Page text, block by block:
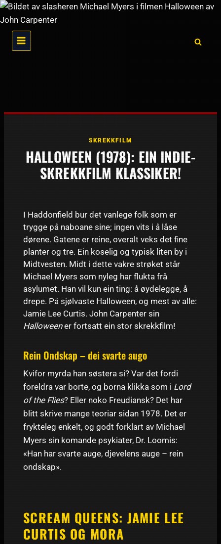
Skip
to
content
SKREKKFILM
HALLOWEEN (1978): EIN INDIE-
SKREKKFILM KLASSIKER!
I Haddonfield bur det vanlege folk som er
trygge på naboane sine; ingen vits i å låse
dørene. Gatene er reine, overalt veks det fine
planter og tre. Ein koselig og typisk liten by i
Midtvesten. Midt i dette vakre strøket står
Michael Myers som nyleg har flukta frå
asylumet. Han vil kun ein ting: å øydelegge, å
drepe. På sjølvaste Halloween, og mest av alle:
Jamie Lee Curtis. John Carpenter sin
Halloweener fortsatt ein stor skrekkfilm!
Rein Ondskap – dei svarte augo
Kvifor myrda han søstera si? Var det fordi
foreldra var borte, og borna klikka som i Lord
of the Flies? Eller noko Freudiansk? Det har
blitt skrive mange teoriar sidan 1978. Det er
frykteleg enkelt, og godt forklart av Michael
Myers sin komande psykiater, Dr. Loomis:
«Han har svarte auge, djevelens auge – rein
ondskap».
SCREAM QUEENS: JAMIE LEE
CURTIS OG MORA